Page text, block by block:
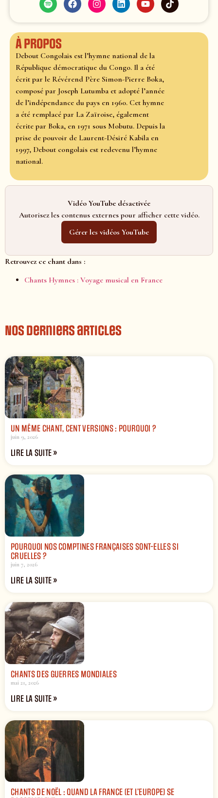
À propos
Debout Congolais est l’hymne national de la
République démocratique du Congo. Il a été
écrit par le Révérend Père Simon-Pierre Boka,
composé par Joseph Lutumba et adopté l’année
de l’indépendance du pays en 1960. Cet hymne
a été remplacé par La Zaïroise, également
écrite par Boka, en 1971 sous Mobutu. Depuis la
prise de pouvoir de Laurent-Désiré Kabila en
1997, Debout congolais est redevenu l’hymne
national.
Vidéo YouTube désactivée
Autorisez les contenus externes pour afficher cette vidéo.
Gérer les vidéos YouTube
Retrouvez ce chant dans :
Chants Hymnes : Voyage musical en France
Nos derniers articles
UN MÊME CHANT, CENT VERSIONS : POURQUOI ?
juin 9, 2026
LIRE LA SUITE »
POURQUOI NOS COMPTINES FRANÇAISES SONT-ELLES SI
CRUELLES ?
juin 7, 2026
LIRE LA SUITE »
CHANTS DES GUERRES MONDIALES
mai 21, 2026
LIRE LA SUITE »
CHANTS DE NOËL : QUAND LA FRANCE (ET L’EUROPE) SE